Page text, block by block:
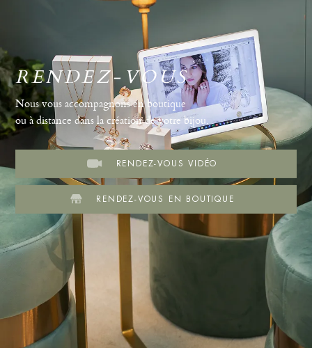
RENDEZ-VOUS
Nous vous accompagnons en boutique
ou à distance dans la création de votre bijou.
RENDEZ-VOUS VIDÉO
RENDEZ-VOUS EN BOUTIQUE